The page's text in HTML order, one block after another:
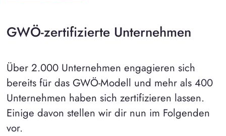
GWÖ-zertifizierte Unternehmen
Über 2.000 Unternehmen engagieren sich
bereits für das GWÖ-Modell und mehr als 400
Unternehmen haben sich zertifizieren lassen.
Einige davon stellen wir dir nun im Folgenden
vor.